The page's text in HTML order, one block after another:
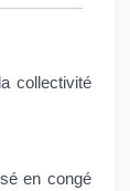
collectivité
en congé